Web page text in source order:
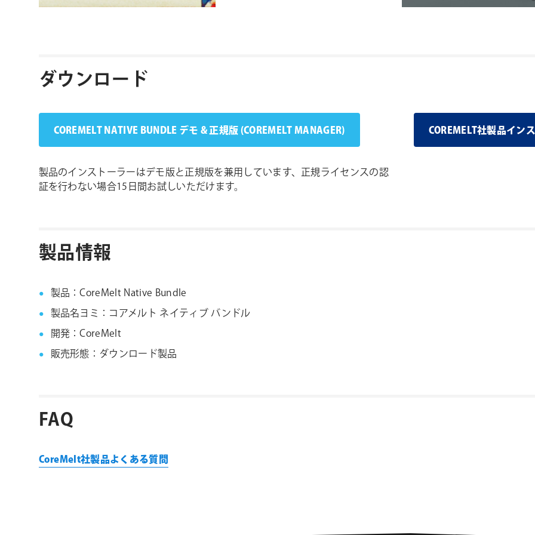
ダウンロード
COREMELT NATIVE BUNDLE デモ & 正規版 (COREMELT MANAGER)
製品のインストーラーはデモ版と正規版を兼用しています、正規ライセンスの認
証を行わない場合15日間お試しいただけます。
COREMELT社製品イン
製品情報
製品：CoreMelt Native Bundle
製品名ヨミ：コアメルト ネイティブ バンドル
開発：CoreMelt
販売形態：ダウンロード製品
FAQ
CoreMelt社製品よくある質問